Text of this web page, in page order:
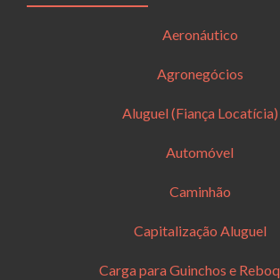
Aeronáutico
Agronegócios
Aluguel (Fiança Locatícia)
Automóvel
Caminhão
Capitalização Aluguel
Carga para Guinchos e